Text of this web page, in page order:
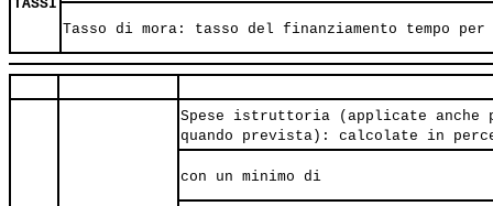
TASSI
Tasso di mora: tasso del finanziamento tempo
Spese istruttoria (applicate anche
quando prevista): calcolate in
con un minimo di